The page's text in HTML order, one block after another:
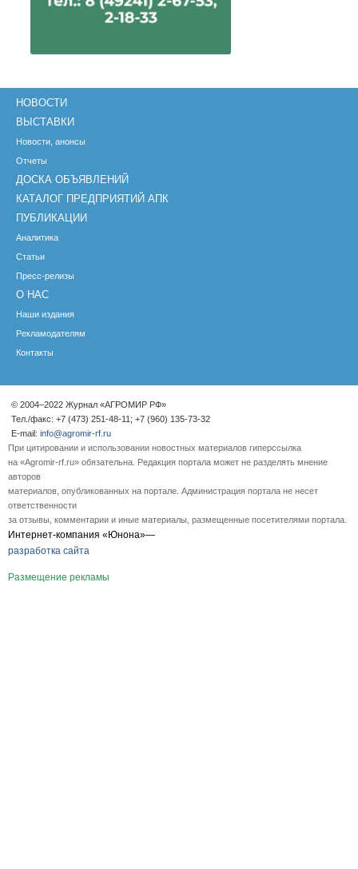
НОВОСТИ
ВЫСТАВКИ
Новости, анонсы
Отчеты
ДОСКА ОБЪЯВЛЕНИЙ
КАТАЛОГ ПРЕДПРИЯТИЙ АПК
ПУБЛИКАЦИИ
Аналитика
Статьи
Пресс-релизы
О НАС
Наши издания
Рекламодателям
Контакты
© 2004–2022 Журнал «АГРОМИР РФ»
Тел./факс: +7 (473) 251-48-11; +7 (960) 135-73-32
E-mail: info@agromir-rf.ru
При цитировании и использовании новостных материалов гиперссылка
на «Agromir-rf.ru» обязательна. Редакция портала может не разделять мнение
авторов
материалов, опубликованных на портале. Администрация портала не несет
ответственности
за отзывы, комментарии и иные материалы, размещенные посетителями портала.
Интернет-компания «Юнона»—
разработка сайта
Размещение рекламы